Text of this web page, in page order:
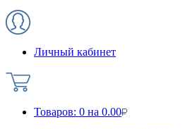
Личный кабинет
Товаров: 0 на 0.00